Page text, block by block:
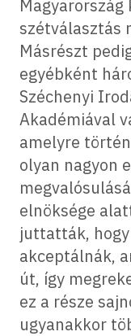
Magyarország
szétválasztás
Másrészt
egyébként
Széchenyi
Akadémiával
amelyre
olyan nagyon
elnöksége
juttatták,
akceptálnák,
út, így
ez a része
ugyanakkor